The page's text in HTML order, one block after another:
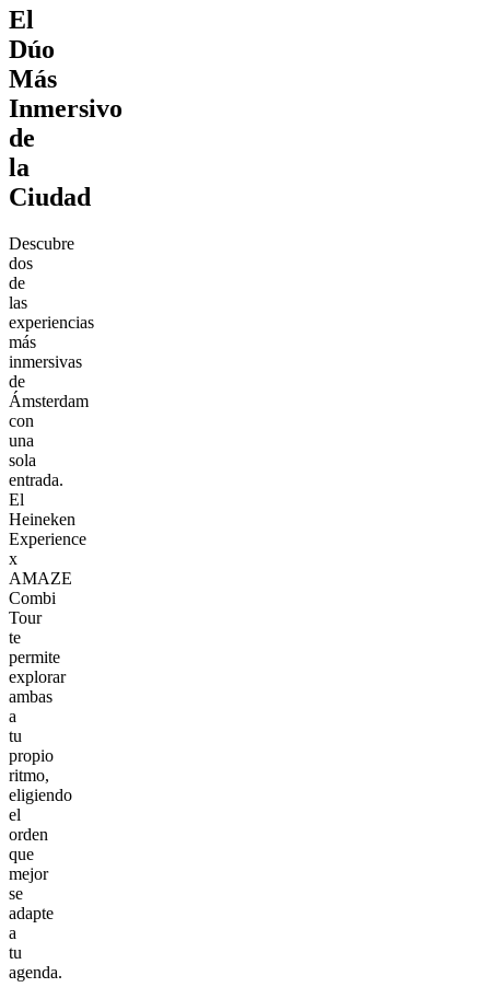
El
Dúo
Más
Inmersivo
de
la
Ciudad
Descubre
dos
de
las
experiencias
más
inmersivas
de
Ámsterdam
con
una
sola
entrada.
El
Heineken
Experience
x
AMAZE
Combi
Tour
te
permite
explorar
ambas
a
tu
propio
ritmo,
eligiendo
el
orden
que
mejor
se
adapte
a
tu
agenda.